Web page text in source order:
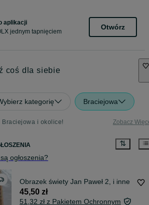
aplikacji
jednym tapnięciem
Otwórz
coś dla siebie
kategorię Braciejowa
Braciejowa i okolice! Zobacz
ogłoszenia?
Obrazek świety Jan Paweł 2, i inne
45,50 zł
51,32 zł z Pakietem Ochronnym